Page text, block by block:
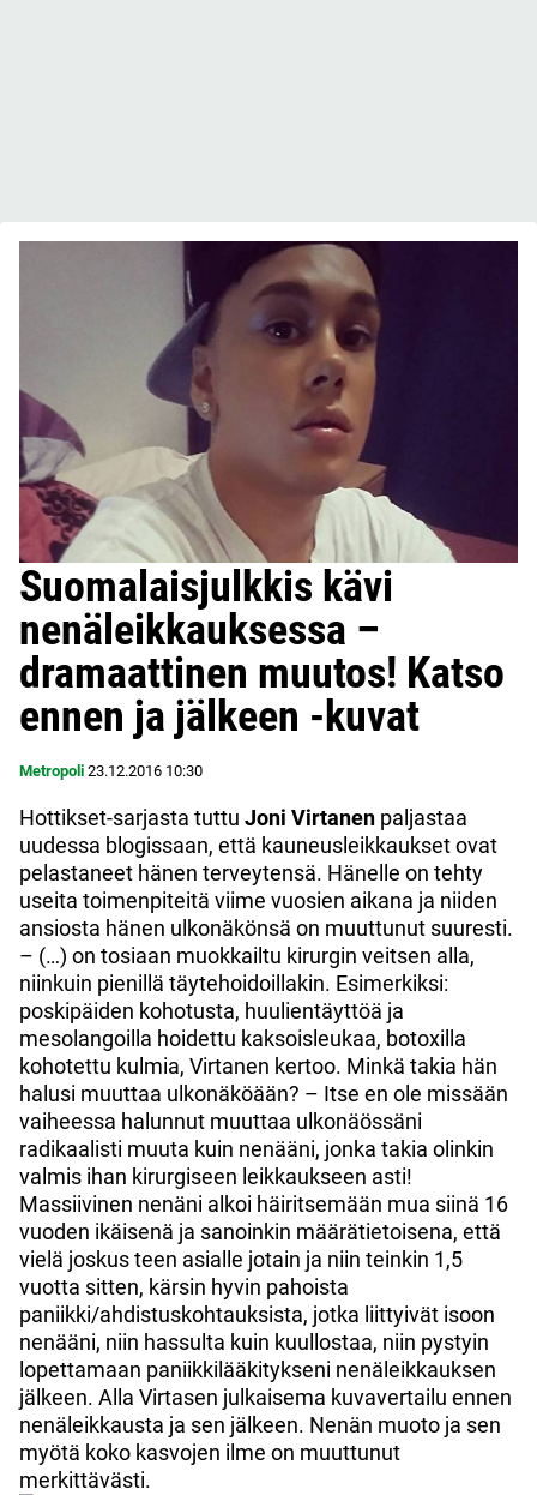
Suomalaisjulkkis kävi
nenäleikkauksessa –
dramaattinen muutos! Katso
ennen ja jälkeen -kuvat
Metropoli 23.12.2016 10:30
Hottikset-sarjasta tuttu Joni Virtanen paljastaa
uudessa blogissaan, että kauneusleikkaukset ovat
pelastaneet hänen terveytensä. Hänelle on tehty
useita toimenpiteitä viime vuosien aikana ja niiden
ansiosta hänen ulkonäkönsä on muuttunut suuresti.
– (…) on tosiaan muokkailtu kirurgin veitsen alla,
niinkuin pienillä täytehoidoillakin. Esimerkiksi:
poskipäiden kohotusta, huulientäyttöä ja
mesolangoilla hoidettu kaksoisleukaa, botoxilla
kohotettu kulmia, Virtanen kertoo. Minkä takia hän
halusi muuttaa ulkonäköään? – Itse en ole missään
vaiheessa halunnut muuttaa ulkonäössäni
radikaalisti muuta kuin nenääni, jonka takia olinkin
valmis ihan kirurgiseen leikkaukseen asti!
Massiivinen nenäni alkoi häiritsemään mua siinä 16
vuoden ikäisenä ja sanoinkin määrätietoisena, että
vielä joskus teen asialle jotain ja niin teinkin 1,5
vuotta sitten, kärsin hyvin pahoista
paniikki/ahdistuskohtauksista, jotka liittyivät isoon
nenääni, niin hassulta kuin kuullostaa, niin pystyin
lopettamaan paniikkilääkitykseni nenäleikkauksen
jälkeen. Alla Virtasen julkaisema kuvavertailu ennen
nenäleikkausta ja sen jälkeen. Nenän muoto ja sen
myötä koko kasvojen ilme on muuttunut
merkittävästi.